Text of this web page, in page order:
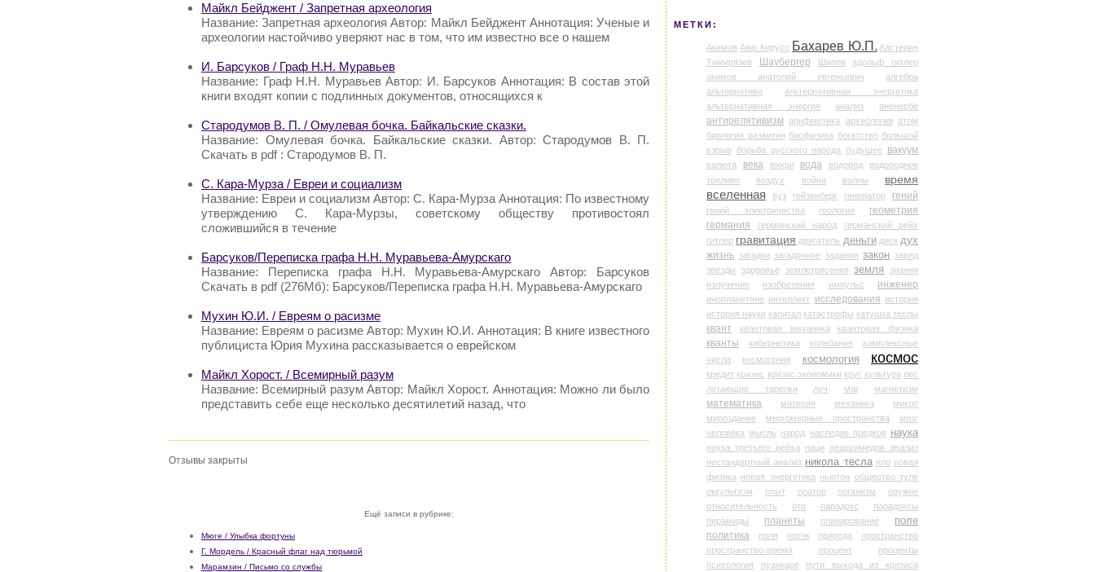
Майкл Бейджент / Запретная археология
Название: Запретная археология Автор: Майкл Бейджент Аннотация: Ученые и
археологии настойчиво уверяют нас в том, что им известно все о нашем
И. Барсуков / Граф Н.Н. Муравьев
Название: Граф Н.Н. Муравьев Автор: И. Барсуков Аннотация: В состав этой
книги входят копии с подлинных документов, относящихся к
Стародумов В. П. / Омулевая бочка. Байкальские сказки.
Название: Омулевая бочка. Байкальские сказки. Автор: Стародумов В. П.
Скачать в pdf : Стародумов В. П.
С. Кара-Мурза / Евреи и социализм
Название: Евреи и социализм Автор: С. Кара-Мурза Аннотация: По известному
утверждению С. Кара-Мурзы, советскому обществу противостоял
сложившийся в течение
Барсуков/Переписка графа Н.Н. Муравьева-Амурскаго
Название: Переписка графа Н.Н. Муравьева-Амурскаго Автор: Барсуков
Скачать в pdf (276Мб): Барсуков/Переписка графа Н.Н. Муравьева-Амурскаго
Мухин Ю.И. / Евреям о расизме
Название: Евреям о расизме Автор: Мухин Ю.И. Аннотация: В книге известного
публициста Юрия Мухина рассказывается о еврейском
Майкл Хорост. / Всемирный разум
Название: Всемирный разум Автор: Майкл Хорост. Аннотация: Можно ли было
представить себе еще несколько десятилетий назад, что
Отзывы закрыты
Ещё записи в рубрике:
Мюге / Улыбка фортуны
Г. Мордель / Красный флаг над тюрьмой
Марамзин / Письмо со службы
МЕТКИ:
Акимов Аюр Кирусс Бахарев Ю.П. Кастерин
Тимирязев
Шаубергер Шипов
адольф гитлер
акимов анатолий евгеньевич
алгебра
альтернатива
альтернативная энергетика
альтернативная энергия
анализ аненербе
антирелятивизм арифметика археология атом
биология развития биофизика богатство большой
взрыв
борьба русского народа будущее вакуум
валюта века вихри вода водород
водородное
топливо
воздух война волны
время
вселенная
вуз гейзенберг генератор гений
гений электричества геология
геометрия
германия
германский народ
германский рейх
гитлер гравитация двигатель деньги диск дух
жизнь загадки загадочное задания закон заряд
звезды
здоровье землетрясения земля
знания
излучение
изобретения импульс инженер
инопланетяне интеллект исследования история
история науки капитал катастрофы катушка теслы
квант квантовая механика квантовая физика
кванты кибернетика колебания
комплексные
числа
космогония космология космос
кредит кризис кризис экономики круг культура лес
летающие тарелки
луч маг магнетизм
математика материя механика
микро
мироздание
многомерные пространства
мозг
человека мысль народ наследие предков наука
наука третьего рейха наци
неархимедов анализ
нестандартный анализ никола тесла нло новая
физика новая энергетика ньютон общество туле
оккультизм
опыт оратор организм
оружие
относительность
ото парадокс
парадоксы
пирамиды
планеты планирование
поле
политика
поля поток природа
пространство
пространство-время
процент
проценты
психология
пуанкаре пути выхода из кризиса